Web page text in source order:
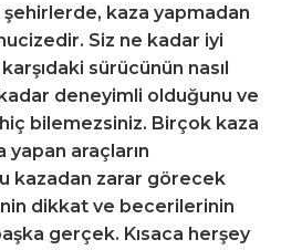
şehirlerde, kaza yapmadan
Siz ne kadar iyi
sürücünün nasıl
kadar deneyimli olduğunu ve
bilemezsiniz. Birçok kaza
yapan araçların
kazadan zarar görecek
dikkat ve becerilerinin
gerçek. Kısaca herşey